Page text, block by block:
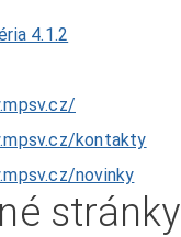
4.1.2
kontakty
novinky
stránky